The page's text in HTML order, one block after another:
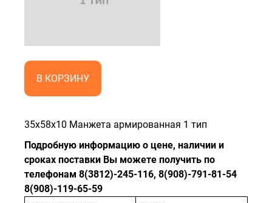
В КОРЗИНУ
35x58x10 Манжета армированная 1 тип
Подробную информацию о цене, наличии и
сроках поставки Вы можете получить по
телефонам 8(3812)-245-116, 8(908)-791-81-54
8(908)-119-65-59